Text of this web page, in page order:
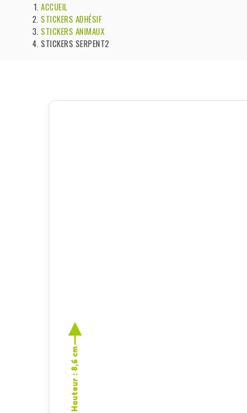
ACCUEIL
STICKERS ADHÉSIF
STICKERS ANIMAUX
STICKERS SERPENT2
Hauteur : 8,6 cm